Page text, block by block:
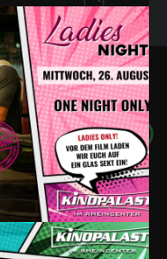
Events
-
26
MIN.